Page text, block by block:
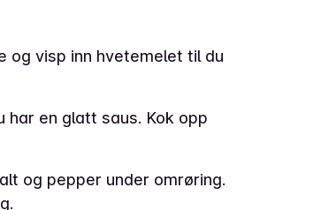
og visp inn hvetemelet til du
har en glatt saus. Kok opp
og pepper under omrøring.